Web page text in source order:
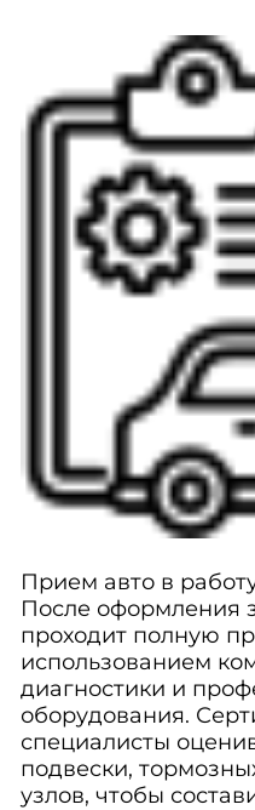
Прием авто в
После оформления
проходит полную
использованием
диагностики и
оборудования.
специалисты
подвески,
узлов, чтобы